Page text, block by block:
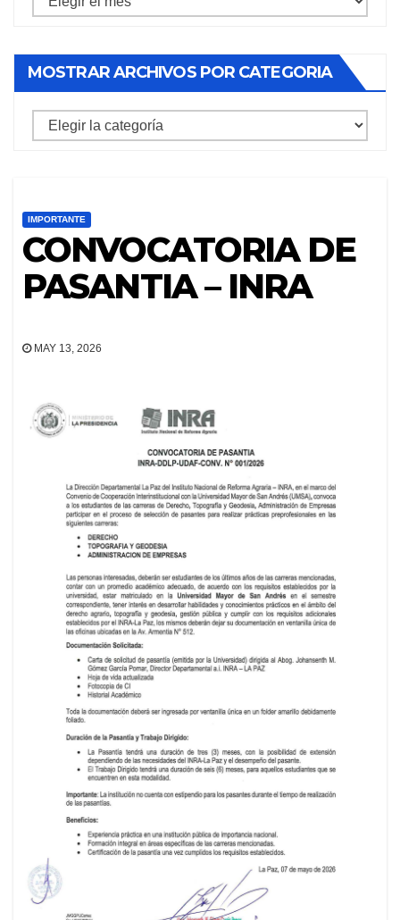
por
mes
MOSTRAR ARCHIVOS POR CATEGORIA
mostrar
IMPORTANTE
CONVOCATORIA DE
PASANTIA – INRA
MAY 13, 2026